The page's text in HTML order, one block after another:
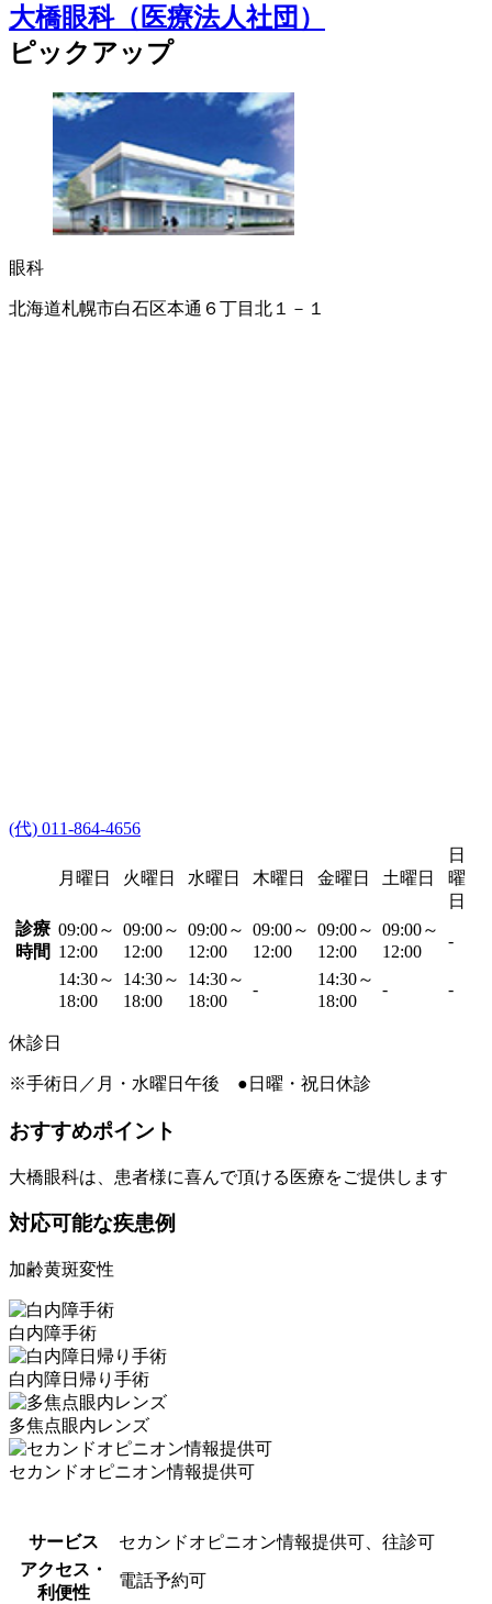
大橋眼科（医療法人社団）
ピックアップ
眼科
北海道札幌市白石区本通６丁目北１－１
(代) 011-864-4656
月曜日 火曜日 水曜日 木曜日 金曜日 土曜日
日
曜
日
診療
時間
09:00～
12:00
09:00～
12:00
09:00～
12:00
09:00～
12:00
09:00～
12:00
09:00～
12:00
-
14:30～
18:00
14:30～
18:00
14:30～
18:00
-
14:30～
18:00
- -
休診日
※手術日／月・水曜日午後 ●日曜・祝日休診
おすすめポイント
大橋眼科は、患者様に喜んで頂ける医療をご提供します
対応可能な疾患例
加齢黄斑変性
⽩内障⼿術
白内障日帰り手術
多焦点眼内レンズ
セカンドオピニオン情報提供可
サービス
セカンドオピニオン情報提供可、往診可
アクセス・
利便性
電話予約可